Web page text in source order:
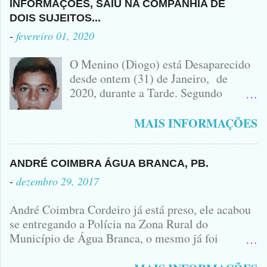
ACIDENTE EM QUE ZÉ DO RÁDIO
PERDEU A VIDA.... FOTO
IDOMINIS FIDELIS FOTO
IDOMINIS FIDELIS VEÍCULO
ENVOLVIDO NO ACIDENTE UMA
MONTANA NA FOTO VOCÊS
PODEM OBSERVAR QUE TODAS...
CAPIBARIBE, NO PERNAMBUCO...
INFORMAÇÕES, SAIU NA COMPANHIA DE
DOIS SUJEITOS...
- fevereiro 01, 2020
O Menino (Diogo) está Desaparecido
desde ontem (31) de Janeiro, de
2020, durante a Tarde. Segundo
Bairro Jardim Karlota, aqui em
Companhia de dois Elementos. [83]9
98356406 - Se você souber de alguma
Informação, favor avisar através deste
Luciana, ela tá Desesperada.
MAIS INFORMAÇÕES
ANDRÉ COIMBRA ÁGUA BRANCA, PB.
- dezembro 29, 2017
André Coimbra Cordeiro já está preso, ele acabou
se entregando a Polícia na Zona Rural do
Município de Água Branca, o mesmo já foi